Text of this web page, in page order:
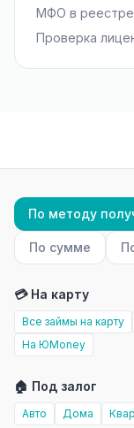
МФО в
Проверка
По методу
По сумме
💳 На карту
Все займы на карту
На ЮMoney
🏠 Под залог
Авто Дома